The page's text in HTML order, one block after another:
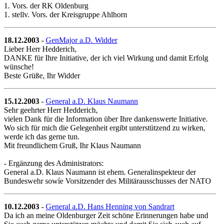
1. Vors. der RK Oldenburg
1. stellv. Vors. der Kreisgruppe Ahlhorn
18.12.2003 - GenMajor a.D. Widder
Lieber Herr Hedderich,
DANKE für Ihre Initiative, der ich viel Wirkung und damit Erfolg
wünsche!
Beste Grüße, Ihr Widder
15.12.2003 - General a.D. Klaus Naumann
Sehr geehrter Herr Hedderich,
vielen Dank für die Information über Ihre dankenswerte Initiative.
Wo sich für mich die Gelegenheit ergibt unterstützend zu wirken,
werde ich das gerne tun.
Mit freundlichem Gruß, Ihr Klaus Naumann
- Ergänzung des Administrators:
General a.D. Klaus Naumann ist ehem. Generalinspekteur der
Bundeswehr sowíe Vorsitzender des Militärausschusses der NATO
10.12.2003 - General a.D. Hans Henning von Sandrart
Da ich an meine Oldenburger Zeit schöne Erinnerungen habe und